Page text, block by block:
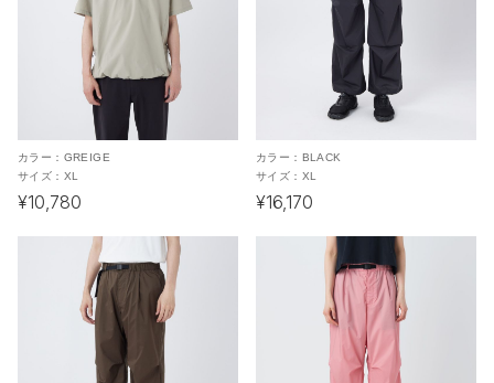
カラー： GREIGE
サイズ： XL
¥10,780
カラー： BLACK
サイズ： XL
¥16,170